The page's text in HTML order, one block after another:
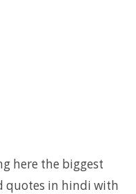
here the biggest
quotes in hindi with